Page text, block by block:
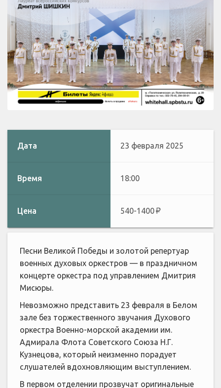
Дата 23 февраля 2025
Время 18:00
Цена 540-1400
Песни Великой Победы и золотой репертуар
военных духовых оркестров — в праздничном
концерте оркестра под управлением Дмитрия
Мисюры.
Невозможно представить 23 февраля в Белом
зале без торжественного звучания Духового
оркестра Военно-морской академии им.
Адмирала Флота Советского Союза Н.Г.
Кузнецова, который неизменно порадует
слушателей вдохновляющим выступлением.
В первом отделении прозвучат оригинальные